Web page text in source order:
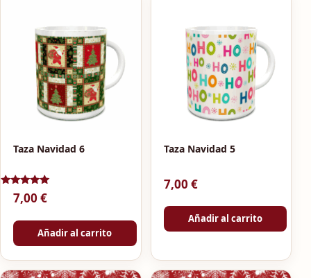
Taza Navidad 6
Valorado
de 5
7,00 €
Añadir al carrito
Taza Navidad 5
7,00 €
Añadir al carrito